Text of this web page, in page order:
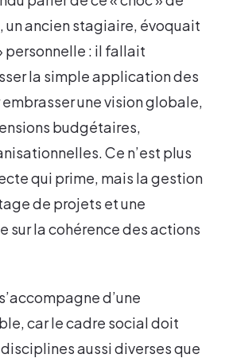
un ancien stagiaire, évoquait
personnelle : il fallait
la simple application des
une vision globale,
budgétaires,
Ce n’est plus
qui prime, mais la gestion
de projets et une
sur la cohérence des actions
d’une
car le cadre social doit
aussi diverses que